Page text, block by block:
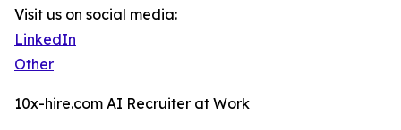
Visit us on social media:
LinkedIn
Other
10x-hire.com AI Recruiter at Work